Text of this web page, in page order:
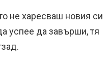
не харесваш новия си
успее да завърши, тя